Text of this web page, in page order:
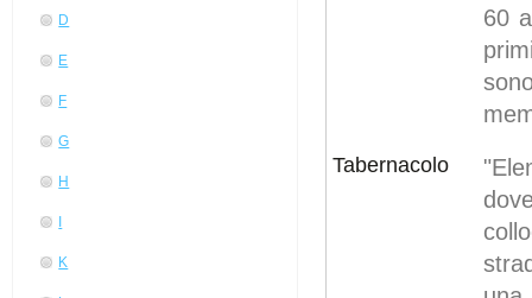
D
E
F
G
H
K
60
Tabernacolo